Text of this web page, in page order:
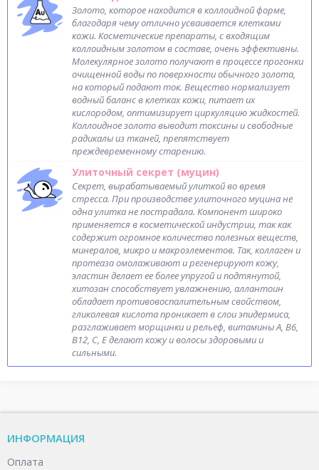
Золото, которое находится в коллоидной форме,
благодаря чему отлично усваивается клетками
кожи. Косметические препараты, с входящим
коллоидным золотом в составе, очень эффективны.
Молекулярное золото получают в процессе прогонки
очищенной воды по поверхности обычного золота,
на который подают ток. Вещество нормализует
водный баланс в клетках кожи, питает их
кислородом, оптимизирует циркуляцию жидкостей.
Коллоидное золото выводит токсины и свободные
радикалы из тканей, препятствует
преждевременному старению.
Улиточный секрет (муцин)
Секрет, вырабатываемый улиткой во время
стресса. При производстве улиточного муцина не
одна улитка не пострадала. Компонент широко
применяется в косметической индустрии, так как
содержит огромное количество полезных веществ,
минералов, микро и макроэлементов. Так, коллаген и
протеаза омолаживают и регенерируют кожу,
эластин делает ее более упругой и подтянутой,
хитозан способствует увлажнению, аллантоин
обладает противовоспалительным свойством,
гликолевая кислота проникает в слои эпидермиса,
разглаживает морщинки и рельеф, витамины А, В6,
В12, С, Е делают кожу и волосы здоровыми и
сильными.
ИНФОРМАЦИЯ
Оплата